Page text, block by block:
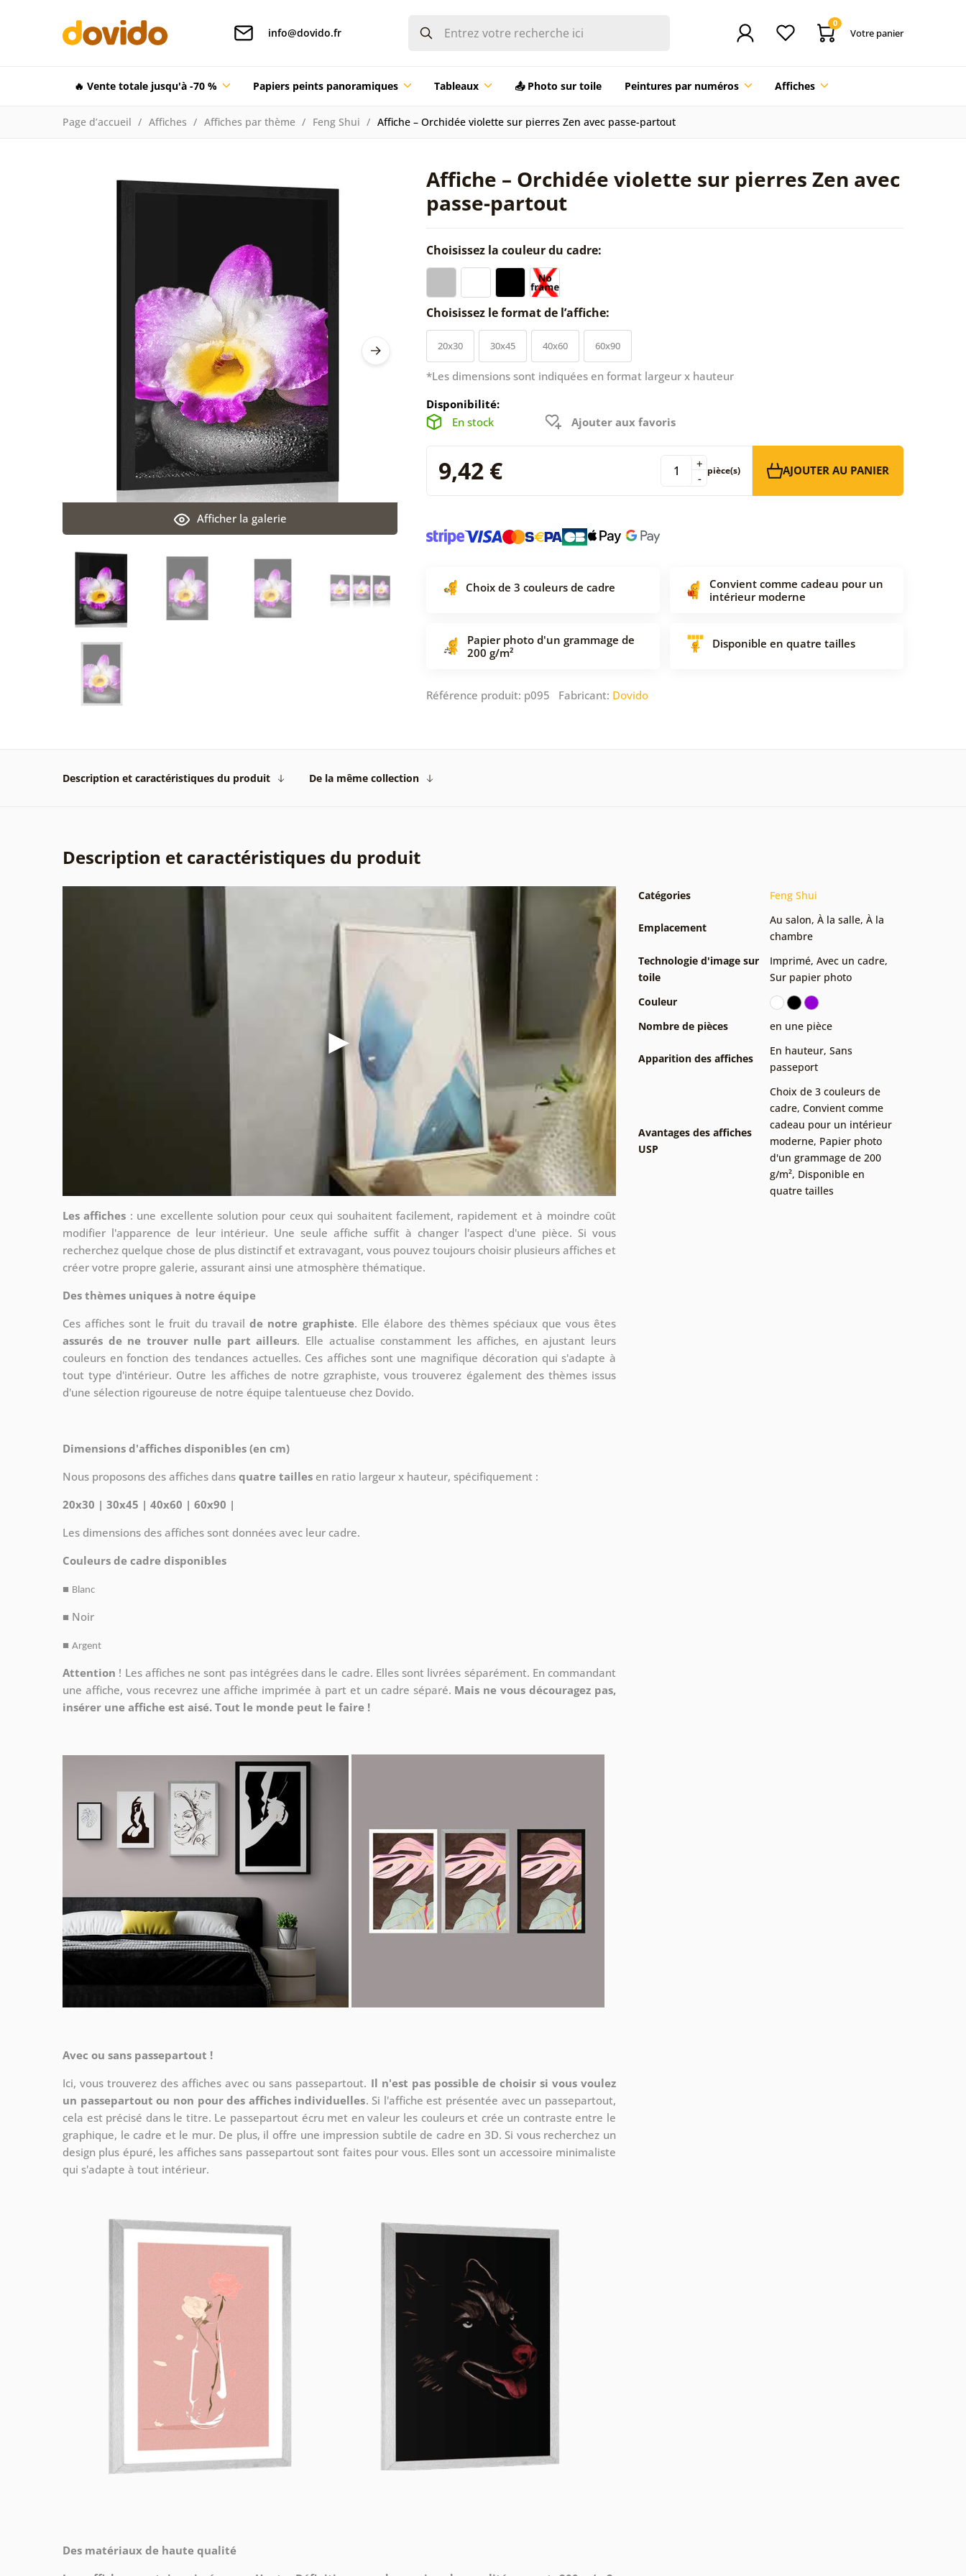
info@dovido.fr
0
Votre panier
🔥 Vente totale jusqu'à -70 % Papiers peints panoramiques Tableaux 📤 Photo sur toile Peintures par numéros Affiches
Page d’accueil Affiches Affiches par thème Feng Shui Affiche – Orchidée violette sur pierres Zen avec passe-partout
Affiche – Orchidée violette sur pierres Zen avec
passe-partout
Afficher la galerie
Choisissez la couleur du cadre:
Choisissez le format de l’affiche:
20x30 30x45 40x60 60x90
*Les dimensions sont indiquées en format largeur x hauteur
Disponibilité:
En stock
Ajouter aux favoris
9,42 € -
+ pièce(s) AJOUTER AU PANIER
Choix de 3 couleurs de cadre
Convient comme cadeau pour un
intérieur moderne
Papier photo d'un grammage de
200 g/m²
Disponible en quatre tailles
Référence produit: p095 Fabricant: Dovido
Description et caractéristiques du produit De la même collection
Description et caractéristiques du produit
Les affiches : une excellente solution pour ceux qui souhaitent facilement, rapidement et à moindre coût
modifier l'apparence de leur intérieur. Une seule affiche suffit à changer l'aspect d'une pièce. Si vous
recherchez quelque chose de plus distinctif et extravagant, vous pouvez toujours choisir plusieurs affiches et
créer votre propre galerie, assurant ainsi une atmosphère thématique.
Des thèmes uniques à notre équipe
Ces affiches sont le fruit du travail de notre graphiste. Elle élabore des thèmes spéciaux que vous êtes
assurés de ne trouver nulle part ailleurs. Elle actualise constamment les affiches, en ajustant leurs
couleurs en fonction des tendances actuelles. Ces affiches sont une magnifique décoration qui s'adapte à
tout type d'intérieur. Outre les affiches de notre gzraphiste, vous trouverez également des thèmes issus
d'une sélection rigoureuse de notre équipe talentueuse chez Dovido.
Dimensions d'affiches disponibles (en cm)
Nous proposons des affiches dans quatre tailles en ratio largeur x hauteur, spécifiquement :
20x30 | 30x45 | 40x60 | 60x90 |
Les dimensions des affiches sont données avec leur cadre.
Couleurs de cadre disponibles
■ Blanc
■ Noir
■ Argent
Attention ! Les affiches ne sont pas intégrées dans le cadre. Elles sont livrées séparément. En commandant
une affiche, vous recevrez une affiche imprimée à part et un cadre séparé. Mais ne vous découragez pas,
insérer une affiche est aisé. Tout le monde peut le faire !
Avec ou sans passepartout !
Ici, vous trouverez des affiches avec ou sans passepartout. Il n'est pas possible de choisir si vous voulez
un passepartout ou non pour des affiches individuelles. Si l'affiche est présentée avec un passepartout,
cela est précisé dans le titre. Le passepartout écru met en valeur les couleurs et crée un contraste entre le
graphique, le cadre et le mur. De plus, il offre une impression subtile de cadre en 3D. Si vous recherchez un
design plus épuré, les affiches sans passepartout sont faites pour vous. Elles sont un accessoire minimaliste
qui s'adapte à tout intérieur.
Des matériaux de haute qualité
Catégories Feng Shui
Emplacement
Au salon, À la salle, À la
chambre
Technologie d'image sur
toile
Imprimé, Avec un cadre,
Sur papier photo
Couleur
Nombre de pièces
en une pièce
Apparition des affiches
En hauteur, Sans
passeport
Avantages des affiches
USP
Choix de 3 couleurs de
cadre, Convient comme
cadeau pour un intérieur
moderne, Papier photo
d'un grammage de 200
g/m², Disponible en
quatre tailles